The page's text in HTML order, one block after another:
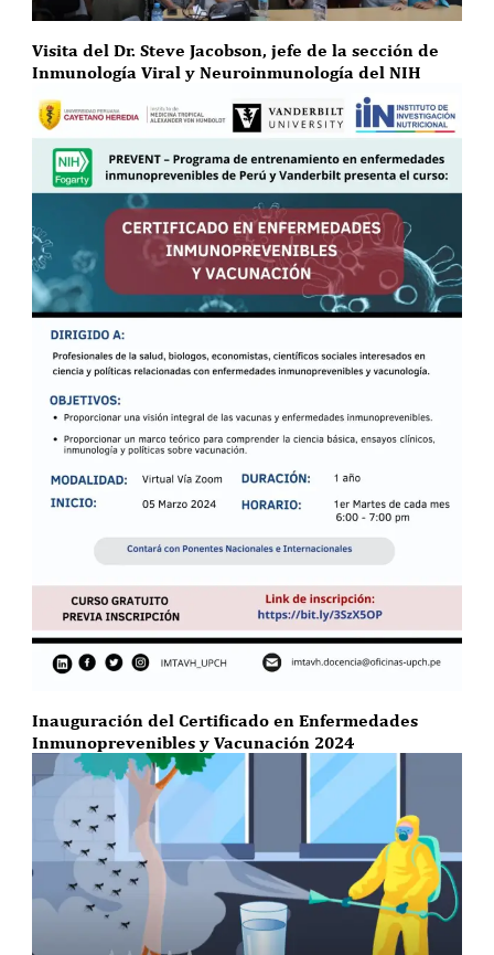
Visita del Dr. Steve Jacobson, jefe de la sección de
Inmunología Viral y Neuroinmunología del NIH
Inauguración del Certificado en Enfermedades
Inmunoprevenibles y Vacunación 2024